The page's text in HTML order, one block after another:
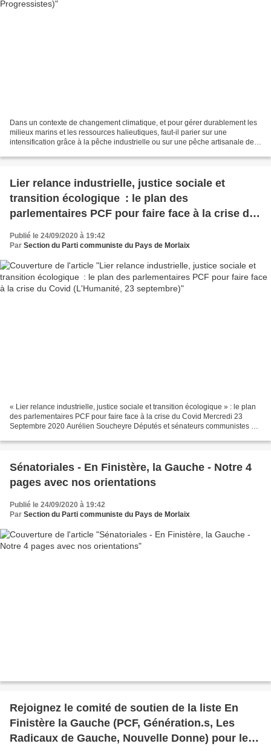
Dans un contexte de changement climatique, et pour gérer durablement les
milieux marins et les ressources halieutiques, faut-il parier sur une
intensification grâce à la pêche industrielle ou sur une pêche artisanale de
Lier relance industrielle, justice sociale et
transition écologique : le plan des
parlementaires PCF pour faire face à la crise du
Publié le 24/09/2020 à 19:42
Par Section du Parti communiste du Pays de Morlaix
« Lier relance industrielle, justice sociale et transition écologique » : le plan
des parlementaires PCF pour faire face à la crise du Covid Mercredi 23
Septembre 2020 Aurélien Soucheyre Députés et sénateurs communistes ont
Sénatoriales - En Finistère, la Gauche - Notre 4
pages avec nos orientations
Publié le 24/09/2020 à 19:42
Par Section du Parti communiste du Pays de Morlaix
Rejoignez le comité de soutien de la liste En
Finistère la Gauche (PCF, Génération.s, Les
Radicaux de Gauche, Nouvelle Donne) pour les